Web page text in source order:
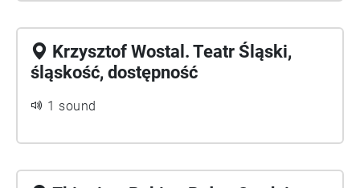
Krzysztof Wostal. Teatr Śląski,
śląskość, dostępność
1 sound